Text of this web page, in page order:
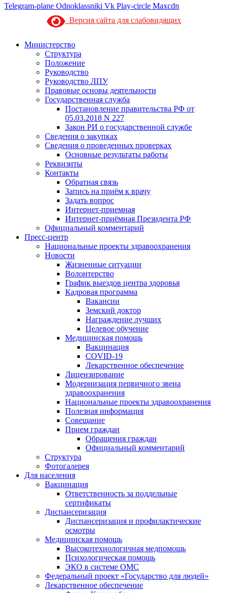
Telegram-plane Odnoklassniki Vk Play-circle Maxcdn
Версия сайта для слабовидящих
Министерство
Структура
Положение
Руководство
Руководство ЛПУ
Правовые основы деятельности
Государственная служба
Постановление правительства РФ от
05.03.2018 N 227
Закон РИ о государственной службе
Сведения о закупках
Сведения о проведенных проверках
Основные результаты работы
Реквизиты
Контакты
Обратная связь
Запись на приём к врачу
Задать вопрос
Интернет-приемная
Интернет-приёмная Президента РФ
Официальный комментарий
Пресс-центр
Национальные проекты здравоохранения
Новости
Жизненные ситуации
Волонтерство
График выездов центра здоровья
Кадровая программа
Вакансии
Земский доктор
Награждение лучших
Целевое обучение
Медицинская помощь
Вакцинация
COVID-19
Лекарственное обеспечение
Лицензирование
Модернизация первичного звена
здравоохранения
Национальные проекты здравоохранения
Полезная информация
Совещание
Прием граждан
Обращения граждан
Официальный комментарий
Структура
Фотогалерея
Для населения
Вакцинация
Ответственность за поддельные
сертификаты
Диспансеризация
Диспансеризация и профилактические
осмотры
Медицинская помощь
Высокотехнологичная медпомощь
Психологическая помощь
ЭКО в системе ОМС
Федеральный проект «Государство для людей»
Лекарственное обеспечение